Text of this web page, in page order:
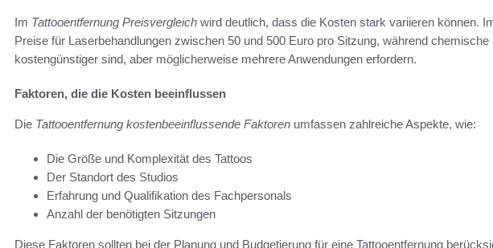
Im Tattooentfernung Preisvergleich wird deutlich, dass die Kosten stark variieren können.
Preise für Laserbehandlungen zwischen 50 und 500 Euro pro Sitzung, während chemische
kostengünstiger sind, aber möglicherweise mehrere Anwendungen erfordern.
Faktoren, die die Kosten beeinflussen
Die Tattooentfernung kostenbeeinflussende Faktoren umfassen zahlreiche Aspekte, wie:
Die Größe und Komplexität des Tattoos
Der Standort des Studios
Erfahrung und Qualifikation des Fachpersonals
Anzahl der benötigten Sitzungen
Diese Faktoren sollten bei der Planung und Budgetierung für eine Tattooentfernung